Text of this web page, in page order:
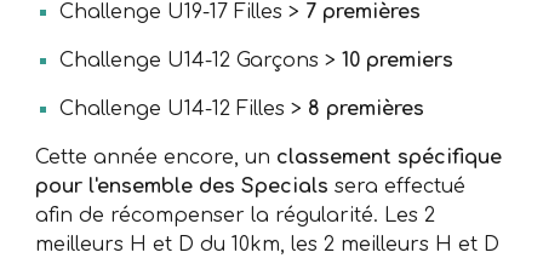
Challenge U19-17 Filles > 7 premières
Challenge U14-12 Garçons >10 premiers
Challenge U14-12 Filles > 8 premières
Cette année encore, un classement spécifique
pour l'ensemble des Specials sera effectué
afin de récompenser la régularité. Les 2
meilleurs H et D du 10km, les 2 meilleurs H et D